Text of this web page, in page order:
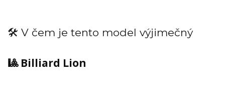
🛠️ V čem je tento model výjimečný
🎱 Billiard Lion